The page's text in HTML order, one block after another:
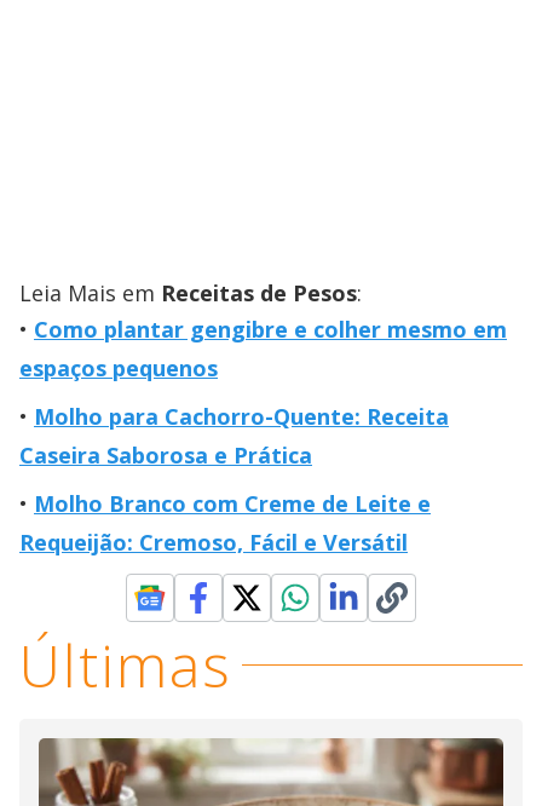
Leia Mais em Receitas de Pesos:
Como plantar gengibre e colher mesmo em
espaços pequenos
Molho para Cachorro-Quente: Receita
Caseira Saborosa e Prática
Molho Branco com Creme de Leite e
Requeijão: Cremoso, Fácil e Versátil
Últimas